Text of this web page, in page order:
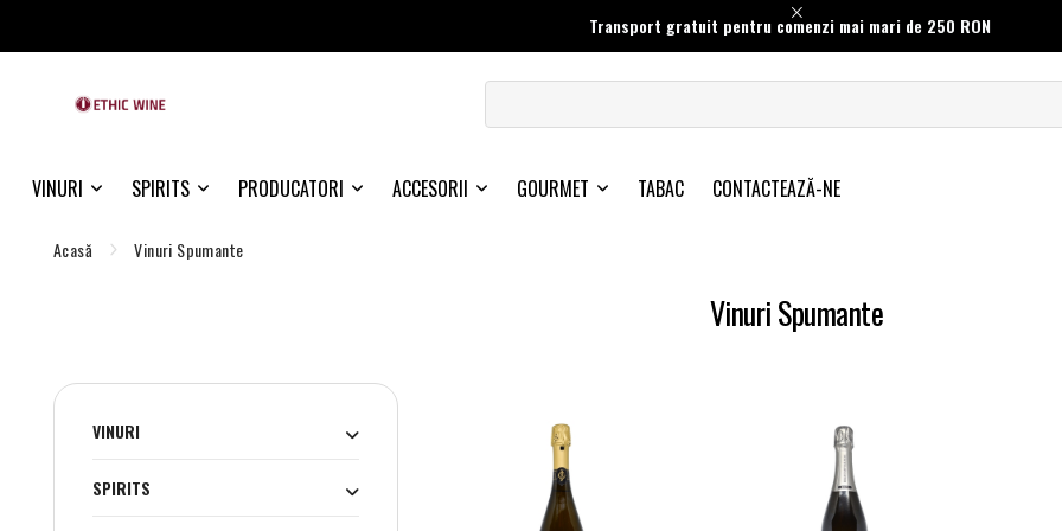
Transport gratuit pentru comenzi mai mari de 250 RON
VINURI SPIRITS PRODUCATORI ACCESORII GOURMET TABAC CONTACTEAZĂ-NE
Acasă Vinuri Spumante
Vinuri Spumante
VINURI
SPIRITS